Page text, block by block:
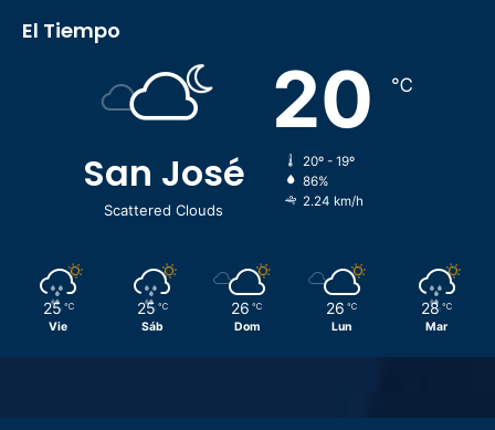
El Tiempo
San José
Scattered Clouds
20 ℃
20º - 19º
86%
2.24 km/h
25 ℃
Vie
25 ℃
Sáb
26 ℃
Dom
26 ℃
Lun
28 ℃
Mar